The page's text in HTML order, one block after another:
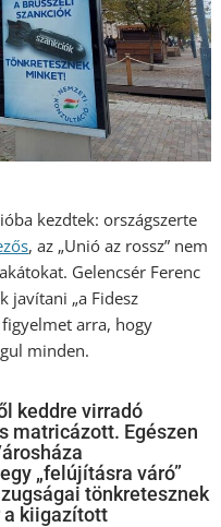
kezdtek: országszerte
, az „Unió az rossz” nem
Gelencsér Ferenc
javítani „a Fidesz
arra, hogy
minden.
keddre virradó
matricázott. Egészen
„felújításra váró”
tönkretesznek
a kiigazított